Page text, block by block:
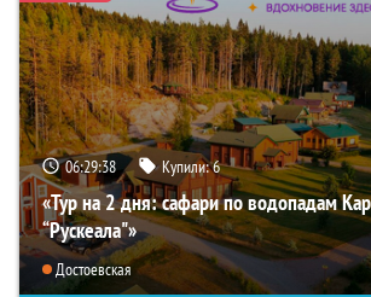
06:29:37 Купили:6
«Тур на 2 дня: сафари по водопадам
“Рускеала"»
Достоевская